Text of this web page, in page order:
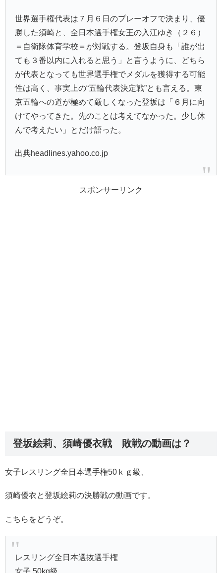
世界選手権代表は７月６日のプレーオフで決まり、優
勝した須崎と、全日本選手権女王の入江ゆき
（２６）
＝自衛隊体育学校＝が対戦する。登坂自身も「誰が出
ても３番以内に入れると思う」と言うように、どちら
が代表となっても世界選手権でメダルを獲得する可能
性は高く、事実上の“五輪代表決定戦”とも言える。東
京五輪への道が極めて厳しくなった登坂は「６月に向
けてやってきた。先のことは考えてなかった。少し休
んで考えたい」とだけ語った。
出典headlines.yahoo.co.jp
スポンサーリンク
登坂絵莉、須崎優衣戦 敗戦の動画は？
女子レスリング全日本選手権50ｋｇ級、
須崎優衣と登坂絵莉の決勝戦の動画です。
こちらをどうぞ。
レスリング全日本選抜選手権
女子 50kg級